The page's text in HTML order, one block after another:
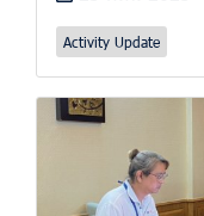
Activity Update